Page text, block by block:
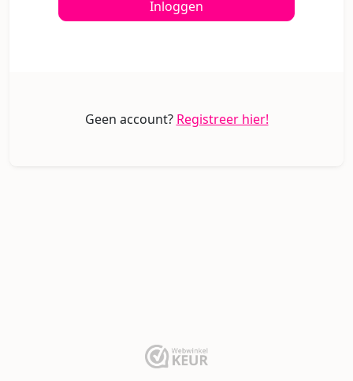
Inloggen
Geen account? Registreer hier!